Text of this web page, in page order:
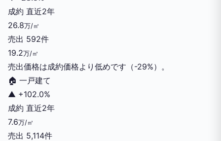
成約 直近2年
26.8万/㎡
売出 592件
19.2万/㎡
売出価格は成約価格より低めです（-29%）。
🏠 一戸建て
▲ +102.0%
成約 直近2年
7.6万/㎡
売出 5,114件